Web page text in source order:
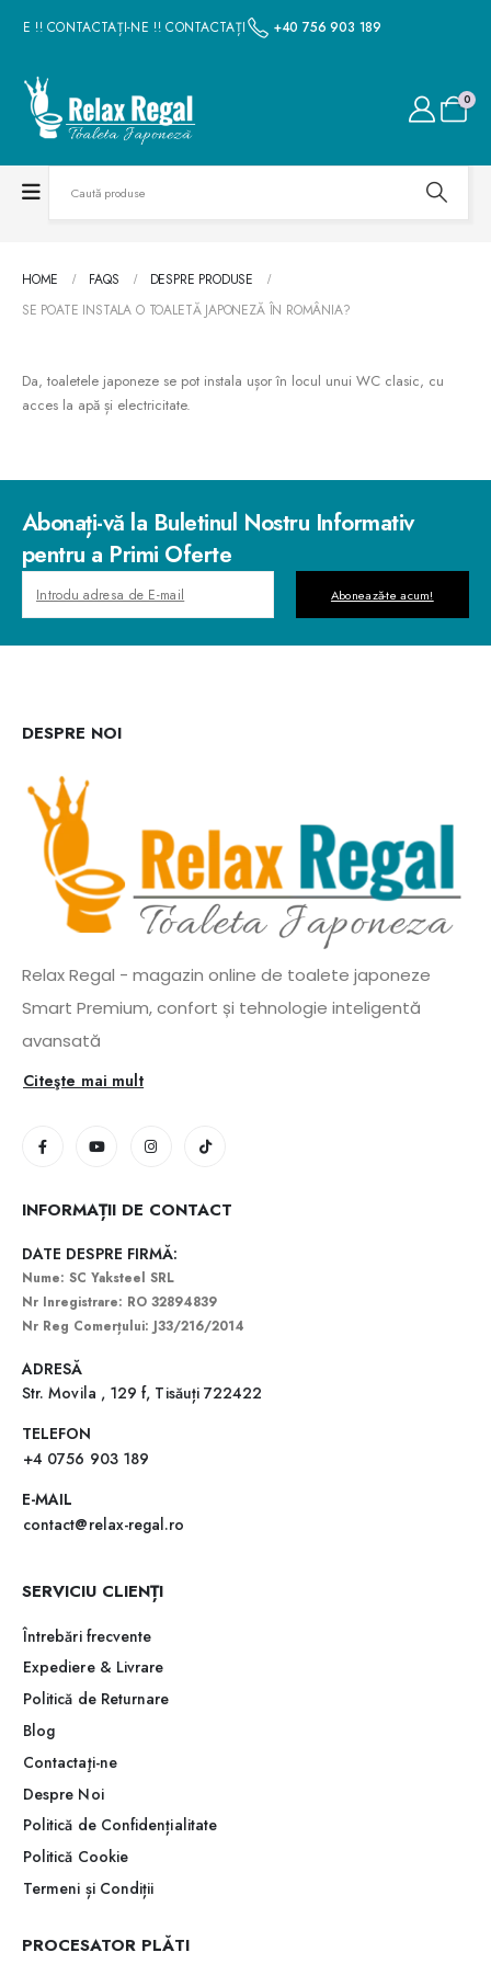
NE !! CONTACTAȚI-NE !! CONTACTAȚI-NE !! CONTACTAȚI-NE !!
+40 756 903 189
0
HOME FAQS
DESPRE PRODUSE
SE POATE INSTALA O TOALETĂ JAPONEZĂ ÎN ROMÂNIA?
Da, toaletele japoneze se pot instala ușor în locul unui WC clasic, cu
acces la apă și electricitate.
Abonați-vă la Buletinul Nostru Informativ
pentru a Primi Oferte
Abonează-te acum!
DESPRE NOI
Relax Regal - magazin online de toalete japoneze
Smart Premium, confort și tehnologie inteligentă
avansată
Citeşte mai mult
INFORMAȚII DE CONTACT
DATE DESPRE FIRMĂ:
Nume: SC Yaksteel SRL
Nr Inregistrare: RO 32894839
Nr Reg Comerțului: J33/216/2014
ADRESĂ
Str. Movila , 129 f, Tisăuți 722422
TELEFON
+4 0756 903 189
E-MAIL
contact@relax-regal.ro
SERVICIU CLIENȚI
Întrebări frecvente
Expediere & Livrare
Politică de Returnare
Blog
Contactaţi-ne
Despre Noi
Politică de Confidențialitate
Politică Cookie
Termeni și Condiții
PROCESATOR PLĂTI